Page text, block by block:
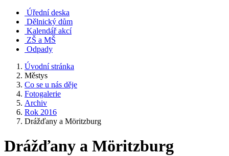
Úřední deska
Dělnický dům
Kalendář akcí
ZŠ a MŠ
Odpady
Úvodní stránka
Městys
Co se u nás děje
Fotogalerie
Archiv
Rok 2016
Drážďany a Möritzburg
Drážďany a Möritzburg